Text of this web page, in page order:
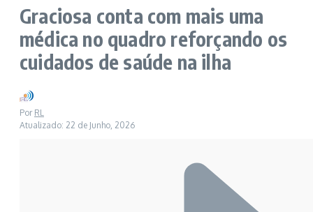
Graciosa conta com mais uma
médica no quadro reforçando os
cuidados de saúde na ilha
Por RL
Atualizado: 22 de Junho, 2026